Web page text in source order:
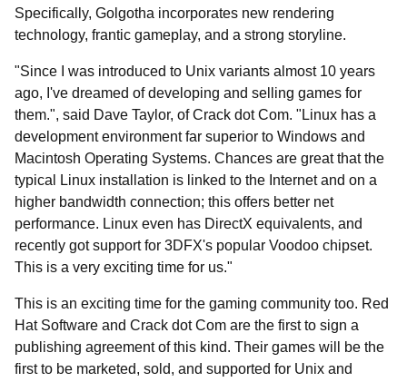
Specifically, Golgotha incorporates new rendering
technology, frantic gameplay, and a strong storyline.
"Since I was introduced to Unix variants almost 10 years
ago, I've dreamed of developing and selling games for
them.", said Dave Taylor, of Crack dot Com. "Linux has a
development environment far superior to Windows and
Macintosh Operating Systems. Chances are great that the
typical Linux installation is linked to the Internet and on a
higher bandwidth connection; this offers better net
performance. Linux even has DirectX equivalents, and
recently got support for 3DFX's popular Voodoo chipset.
This is a very exciting time for us."
This is an exciting time for the gaming community too. Red
Hat Software and Crack dot Com are the first to sign a
publishing agreement of this kind. Their games will be the
first to be marketed, sold, and supported for Unix and